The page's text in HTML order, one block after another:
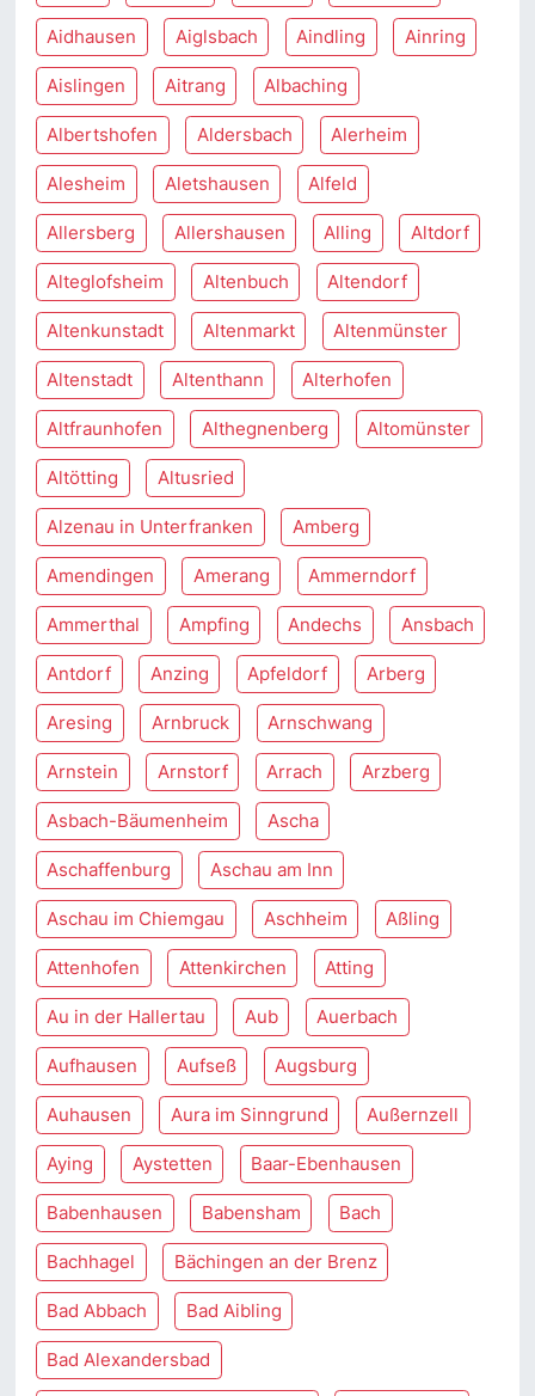
Aidhausen Aiglsbach Aindling Ainring
Aislingen Aitrang Albaching
Albertshofen Aldersbach Alerheim
Alesheim Aletshausen Alfeld
Allersberg Allershausen Alling Altdorf
Alteglofsheim Altenbuch Altendorf
Altenkunstadt Altenmarkt Altenmünster
Altenstadt Altenthann Alterhofen
Altfraunhofen Althegnenberg Altomünster
Altötting Altusried
Alzenau in Unterfranken Amberg
Amendingen Amerang Ammerndorf
Ammerthal Ampfing Andechs Ansbach
Antdorf Anzing Apfeldorf Arberg
Aresing Arnbruck Arnschwang
Arnstein Arnstorf Arrach Arzberg
Asbach-Bäumenheim Ascha
Aschaffenburg Aschau am Inn
Aschau im Chiemgau Aschheim Aßling
Attenhofen Attenkirchen Atting
Au in der Hallertau Aub Auerbach
Aufhausen Aufseß Augsburg
Auhausen Aura im Sinngrund Außernzell
Aying Aystetten Baar-Ebenhausen
Babenhausen Babensham Bach
Bachhagel Bächingen an der Brenz
Bad Abbach Bad Aibling
Bad Alexandersbad